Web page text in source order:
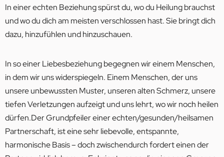
In einer echten Beziehung spürst du, wo du Heilung brauchst
und wo du dich am meisten verschlossen hast. Sie bringt dich
dazu, hinzufühlen und hinzuschauen.
In so einer Liebesbeziehung begegnen wir einem Menschen,
in dem wir uns widerspiegeln. Einem Menschen, der uns
unsere unbewussten Muster, unseren alten Schmerz, unsere
tiefen Verletzungen aufzeigt und uns lehrt, wo wir noch heilen
dürfen.Der Grundpfeiler einer echten/gesunden/heilsamen
Partnerschaft, ist eine sehr liebevolle, entspannte,
harmonische Basis – doch zwischendurch fordert einen der